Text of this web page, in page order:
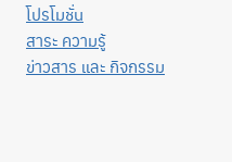
โปรโมชั่น
สาระ ความรู้
ข่าวสาร และ กิจกรรม